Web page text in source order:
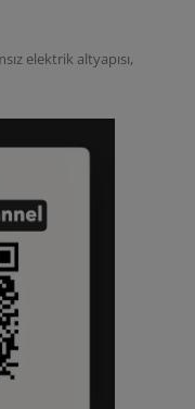
elektrik altyapısı,